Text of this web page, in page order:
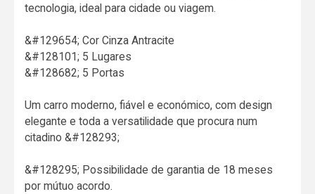
tecnologia, ideal para cidade ou viagem.
&#129654; Cor Cinza Antracite
&#128101; 5 Lugares
&#128682; 5 Portas
Um carro moderno, fiável e económico, com design
elegante e toda a versatilidade que procura num
citadino &#128293;
&#128295; Possibilidade de garantia de 18 meses
por mútuo acordo.